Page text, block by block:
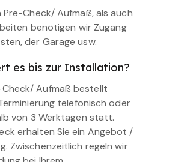
Check/ Aufmaß, als auch
benötigen wir Zugang
der Garage usw.
es bis zur Installation?
Aufmaß bestellt
telefonisch oder
von 3 Werktagen statt.
erhalten Sie ein Angebot /
Zwischenzeitlich regeln wir